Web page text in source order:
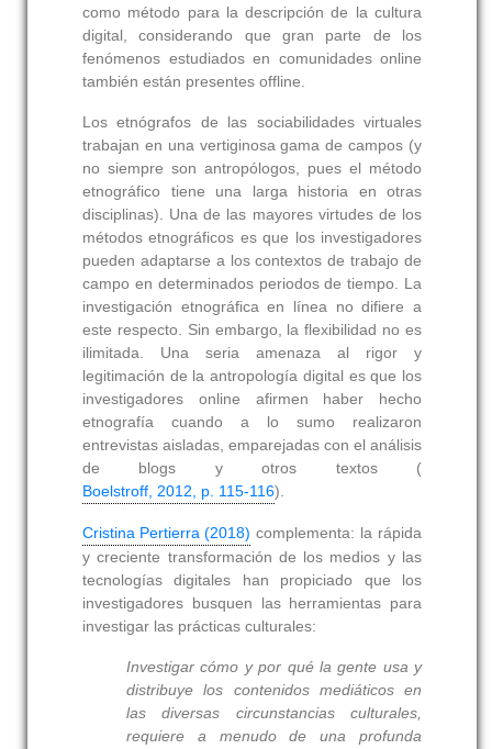
como método para la descripción de la cultura
digital, considerando que gran parte de los
fenómenos estudiados en comunidades online
también están presentes offline.
Los etnógrafos de las sociabilidades virtuales
trabajan en una vertiginosa gama de campos (y
no siempre son antropólogos, pues el método
etnográfico tiene una larga historia en otras
disciplinas). Una de las mayores virtudes de los
métodos etnográficos es que los investigadores
pueden adaptarse a los contextos de trabajo de
campo en determinados periodos de tiempo. La
investigación etnográfica en línea no difiere a
este respecto. Sin embargo, la flexibilidad no es
ilimitada. Una seria amenaza al rigor y
legitimación de la antropología digital es que los
investigadores online afirmen haber hecho
etnografía cuando a lo sumo realizaron
entrevistas aisladas, emparejadas con el análisis
de blogs y otros textos (
Boelstroff, 2012, p. 115-116).
Cristina Pertierra (2018) complementa: la rápida
y creciente transformación de los medios y las
tecnologías digitales han propiciado que los
investigadores busquen las herramientas para
investigar las prácticas culturales:
Investigar cómo y por qué la gente usa y
distribuye los contenidos mediáticos en
las diversas circunstancias culturales,
requiere a menudo de una profunda